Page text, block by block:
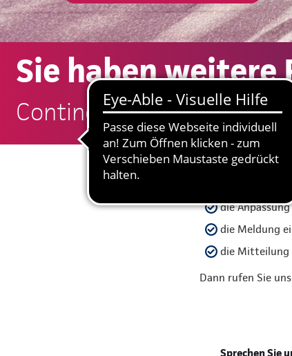
Sie haben weitere
Continentale: Jörg-Harald
Für Kunden
Dazu zählen
die
die Meldung
die Mitteilung
Dann rufen Sie
Sprechen Sie